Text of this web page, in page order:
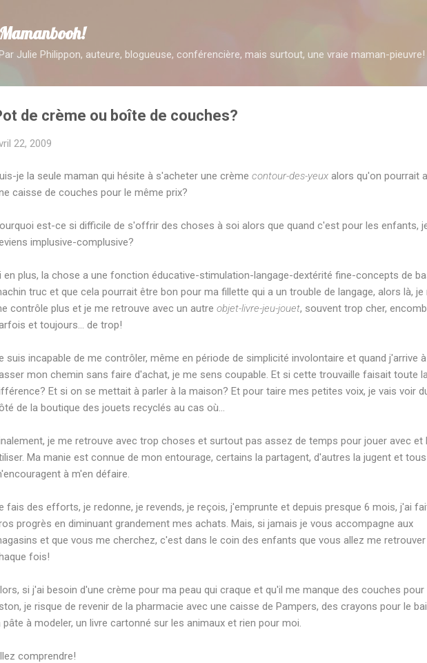
Mamanbooh!
Par Julie Philippon, auteure, blogueuse, conférencière, mais surtout, une vraie maman-pieuvre!
de crème ou boîte de couches?
22, 2009
je la seule maman qui hésite à s'acheter une crème contour-des-yeux alors qu'on pourrait
caisse de couches pour le même prix?
est-ce si difficile de s'offrir des choses à soi alors que quand c'est pour les enfants,
implusive-complusive?
en plus, la chose a une fonction éducative-stimulation-langage-dextérité fine-concepts de
truc et que cela pourrait être bon pour ma fillette qui a un trouble de langage, alors là, je
contrôle plus et je me retrouve avec un autre objet-livre-jeu-jouet, souvent trop cher,
et toujours... de trop!
suis incapable de me contrôler, même en période de simplicité involontaire et quand j'arrive à
mon chemin sans faire d'achat, je me sens coupable. Et si cette trouvaille faisait toute la
Et si on se mettait à parler à la maison? Et pour taire mes petites voix, je vais voir
de la boutique des jouets recyclés au cas où...
je me retrouve avec trop choses et surtout pas assez de temps pour jouer avec et
Ma manie est connue de mon entourage, certains la partagent, d'autres la jugent et tous
à m'en défaire.
fais des efforts, je redonne, je revends, je reçois, j'emprunte et depuis presque 6 mois, j'ai
progrès en diminuant grandement mes achats. Mais, si jamais je vous accompagne aux
et que vous me cherchez, c'est dans le coin des enfants que vous allez me retrouver
fois!
si j'ai besoin d'une crème pour ma peau qui craque et qu'il me manque des couches pour
je risque de revenir de la pharmacie avec une caisse de Pampers, des crayons pour le
pâte à modeler, un livre cartonné sur les animaux et rien pour moi.
comprendre!